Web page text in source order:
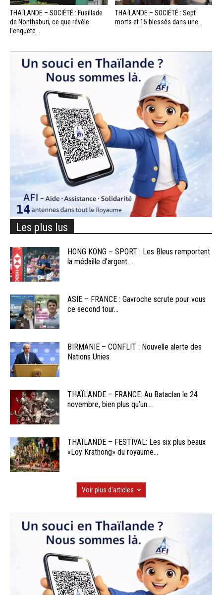
THAÏLANDE – SOCIÉTÉ : Fusillade
de Nonthaburi, ce que révèle
l’enquête...
THAÏLANDE – SOCIÉTÉ : Sept
morts et 15 blessés dans une...
Les plus lus
HONG KONG – SPORT : Les Bleus remportent
la médaille d’argent...
ASIE – FRANCE : Gavroche scrute pour vous
ce second tour...
BIRMANIE – CONFLIT : Nouvelle alerte des
Nations Unies
THAÏLANDE – FRANCE: Au Bataclan le 24
novembre, bien plus qu’un...
THAÏLANDE – FESTIVAL: Les six plus beaux
«Loy Krathong» du royaume...
Voir plus d'articles